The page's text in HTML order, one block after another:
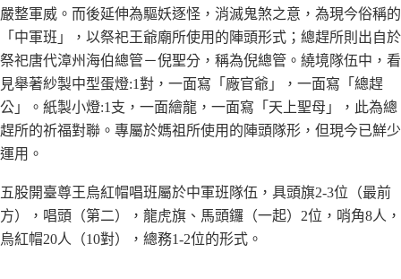
嚴整軍威。而後延伸為驅妖逐怪，消滅鬼煞之意，為現今俗稱的
「中軍班」，以祭祀王爺廟所使用的陣頭形式；總趕所則出自於
祭祀唐代漳州海伯總管－倪聖分，稱為倪總管。繞境隊伍中，看
見舉著紗製中型蛋燈:1對，一面寫「廠官爺」，一面寫「總趕
公」。紙製小燈:1支，一面繪龍，一面寫「天上聖母」，此為總
趕所的祈福對聯。專屬於媽祖所使用的陣頭隊形，但現今已鮮少
運用。
五股開臺尊王烏紅帽唱班屬於中軍班隊伍，具頭旗2-3位（最前
方），唱頭（第二），龍虎旗、馬頭鑼（一起）2位，哨角8人，
烏紅帽20人（10對），總務1-2位的形式。